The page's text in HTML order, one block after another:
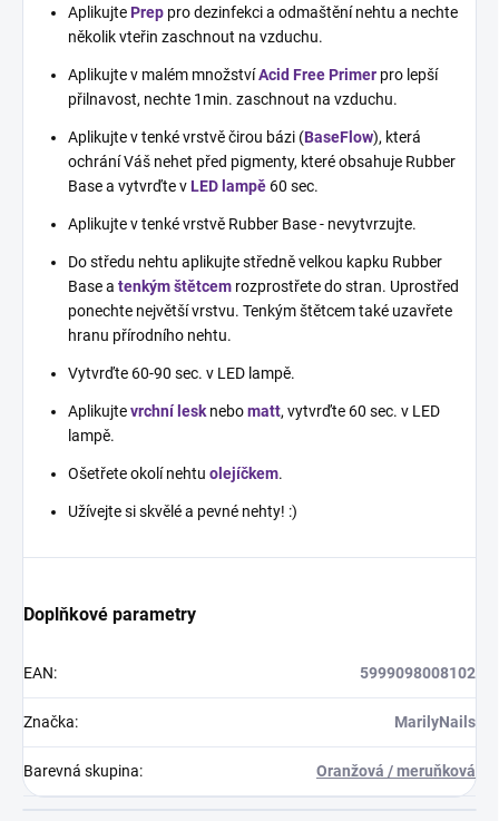
Aplikujte Prep pro dezinfekci a odmaštění nehtu a nechte
několik vteřin zaschnout na vzduchu.
Aplikujte v malém množstvíAcid Free Primer pro lepší
přilnavost, nechte 1min. zaschnout na vzduchu.
Aplikujte v tenké vrstvě čirou bázi (BaseFlow), která
ochrání Váš nehet před pigmenty, které obsahuje Rubber
Base a vytvrďte v LED lampě 60 sec.
Aplikujte v tenké vrstvě Rubber Base - nevytvrzujte.
Do středu nehtu aplikujte středně velkou kapku Rubber
Base a tenkým štětcem rozprostřete do stran. Uprostřed
ponechte největší vrstvu. Tenkým štětcem také uzavřete
hranu přírodního nehtu.
Vytvrďte 60-90 sec. v LED lampě.
Aplikujtevrchní lesknebomatt, vytvrďte 60 sec. v LED
lampě.
Ošetřete okolí nehtu olejíčkem.
Užívejte si skvělé a pevné nehty! :)
Doplňkové parametry
EAN: 5999098008102
Značka: MarilyNails
Barevná skupina: Oranžová / meruňková